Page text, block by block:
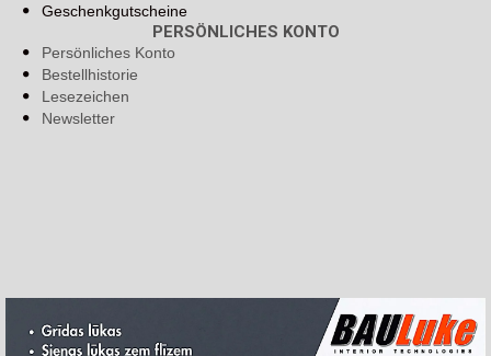
Geschenkgutscheine
PERSÖNLICHES KONTO
Persönliches Konto
Bestellhistorie
Lesezeichen
Newsletter